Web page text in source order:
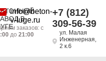
В
info@beton-
v-luge.ru
заказов: с
до 21:00
+7 (812)
309-56-39
ул. Малая
Инженерная,
2 к.6